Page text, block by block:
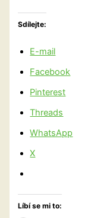
Sdílejte:
E-mail
Facebook
Pinterest
Threads
WhatsApp
X
Líbí se mi to: